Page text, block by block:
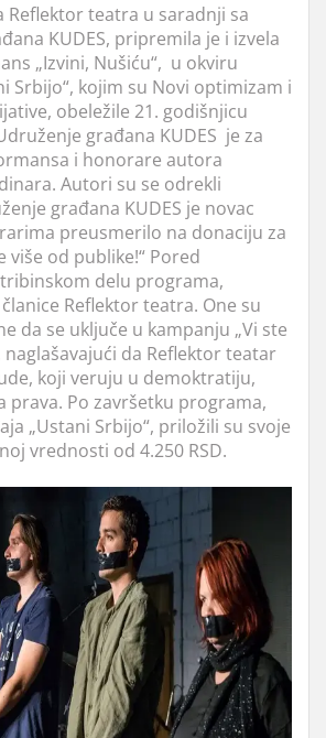
Reflektor teatra u saradnji sa
KUDES, pripremila je i izvela
„Izvini, Nušiću“, u okviru
Srbijo“, kojim su Novi optimizam i
obeležile 21. godišnjicu
građana KUDES je za
i honorare autora
Autori su se odrekli
građana KUDES je novac
preusmerilo na donaciju za
više od publike!“ Pored
delu programa,
Reflektor teatra. One su
da se uključe u kampanju „Vi ste
naglašavajući da Reflektor teatar
koji veruju u demoktratiju,
prava. Po završetku programa,
„Ustani Srbijo“, priložili su svoje
vrednosti od 4.250 RSD.